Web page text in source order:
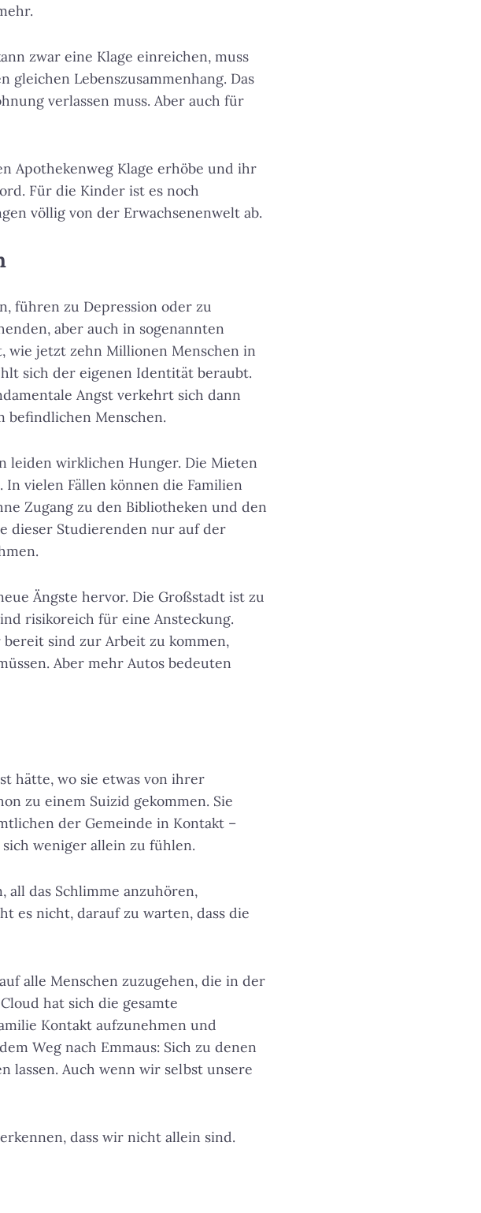
zwar eine Klage einreichen, muss
Lebenszusammenhang. Das
verlassen muss. Aber auch für
Apothekenweg Klage erhöbe und ihr
Für die Kinder ist es noch
völlig von der Erwachsenenwelt ab.
führen zu Depression oder zu
aber auch in sogenannten
wie jetzt zehn Millionen Menschen in
sich der eigenen Identität beraubt.
Angst verkehrt sich dann
befindlichen Menschen.
leiden wirklichen Hunger. Die Mieten
vielen Fällen können die Familien
Zugang zu den Bibliotheken und den
dieser Studierenden nur auf der
Ängste hervor. Die Großstadt ist zu
risikoreich für eine Ansteckung.
sind zur Arbeit zu kommen,
Aber mehr Autos bedeuten
hätte, wo sie etwas von ihrer
zu einem Suizid gekommen. Sie
der Gemeinde in Kontakt –
weniger allein zu fühlen.
all das Schlimme anzuhören,
es nicht, darauf zu warten, dass die
alle Menschen zuzugehen, die in der
hat sich die gesamte
Kontakt aufzunehmen und
Weg nach Emmaus: Sich zu denen
lassen. Auch wenn wir selbst unsere
dass wir nicht allein sind.